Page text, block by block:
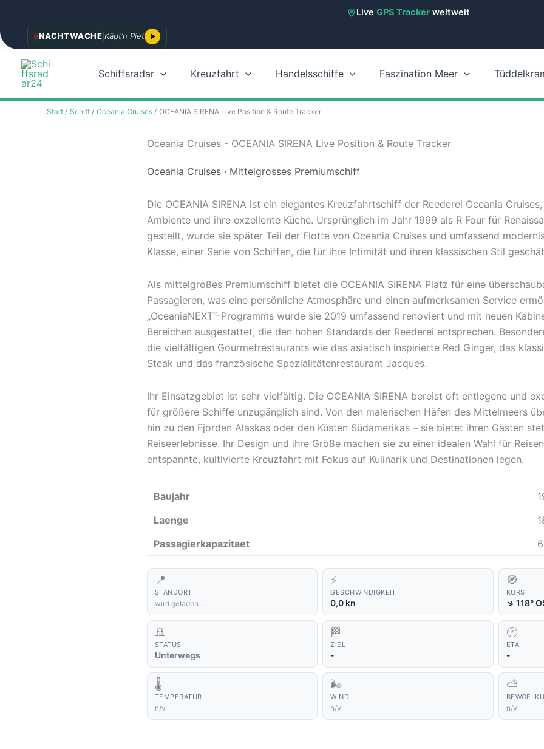
Live GPS Trackerweltweit
Zum
Inhalt
springen
NACHTWACHE Käpt’n Piet
Schiffsradar Kreuzfahrt Handelsschiffe Faszination Meer
Start Schiff Oceania Cruises OCEANIA SIRENA Live Position & Route Tracker
Oceania Cruises - OCEANIA SIRENA Live Position & Route Tracker
Oceania Cruises · Mittelgrosses Premiumschiff
Die OCEANIA SIRENA ist ein elegantes Kreuzfahrtschiff der Reederei Oceania
Ambiente und ihre exzellente Küche. Ursprünglich im Jahr 1999 als R Four für
gestellt, wurde sie später Teil der Flotte von Oceania Cruises und umfassend
Klasse, einer Serie von Schiffen, die für ihre Intimität und ihren klassischen Stil
Als mittelgroßes Premiumschiff bietet die OCEANIA SIRENA Platz für eine
Passagieren, was eine persönliche Atmosphäre und einen aufmerksamen Service
„OceaniaNEXT“-Programms wurde sie 2019 umfassend renoviert und mit neuen
Bereichen ausgestattet, die den hohen Standards der Reederei entsprechen.
die vielfältigen Gourmetrestaurants wie das asiatisch inspirierte Red Ginger, das
Steak und das französische Spezialitätenrestaurant Jacques.
Ihr Einsatzgebiet ist sehr vielfältig. Die OCEANIA SIRENA bereist oft entlegene und
für größere Schiffe unzugänglich sind. Von den malerischen Häfen des Mittelmeers
hin zu den Fjorden Alaskas oder den Küsten Südamerikas – sie bietet ihren Gästen
Reiseerlebnisse. Ihr Design und ihre Größe machen sie zu einer idealen Wahl für
entspannte, kultivierte Kreuzfahrt mit Fokus auf Kulinarik und Destinationen legen.
Baujahr
Laenge
Passagierkapazitaet
📍
STANDORT
wird geladen ...
⚡
GESCHWINDIGKEIT
0,0 kn
🧭
KURS
↑118°
🚢
STATUS
Unterwegs
🏁
ZIEL
-
🕐
ETA
-
🌡️
TEMPERATUR
n/v
🌬️
WIND
n/v
⛅
n/v